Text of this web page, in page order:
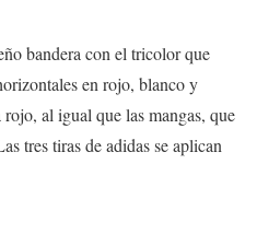
bandera con el tricolor que
en rojo, blanco y
al igual que las mangas, que
tres tiras de adidas se aplican